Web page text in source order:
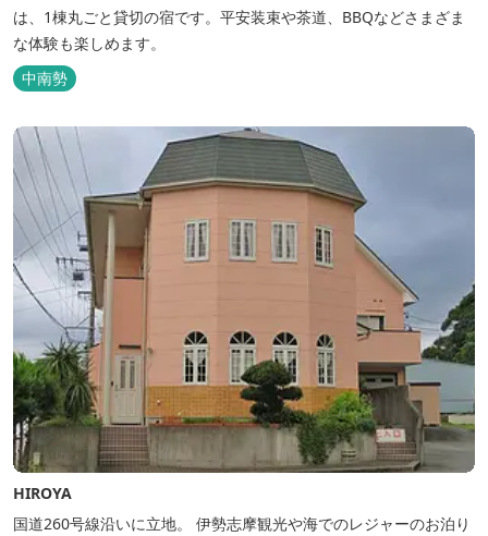
は、1棟丸ごと貸切の宿です。平安装束や茶道、BBQなどさまざま
な体験も楽しめます。
中南勢
HIROYA
国道260号線沿いに立地。 伊勢志摩観光や海でのレジャーのお泊り